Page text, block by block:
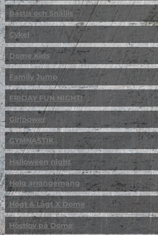
Bästis och Snällis
Cykel
Dome Kids
Family Jump
FRIDAY FUN NIGHT!
Girlpower
GYMNASTIK
Halloween night
Helg arrangemang
Högt & Lågt X Dome
Höstlov på Dome